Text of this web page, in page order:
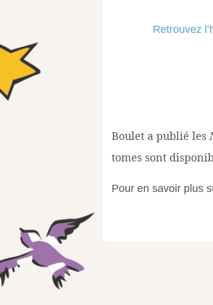
Retrouvez
Boulet a publié les
tomes sont
Pour en savoir plus